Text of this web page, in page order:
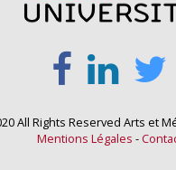
All Rights Reserved Arts et
Mentions Légales -